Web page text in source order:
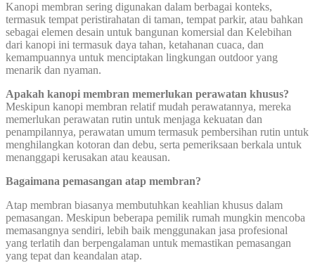
Kanopi membran sering digunakan dalam berbagai konteks,
termasuk tempat peristirahatan di taman, tempat parkir, atau bahkan
sebagai elemen desain untuk bangunan komersial dan Kelebihan
dari kanopi ini termasuk daya tahan, ketahanan cuaca, dan
kemampuannya untuk menciptakan lingkungan outdoor yang
menarik dan nyaman.
Apakah kanopi membran memerlukan perawatan khusus?
Meskipun kanopi membran relatif mudah perawatannya, mereka
memerlukan perawatan rutin untuk menjaga kekuatan dan
penampilannya, perawatan umum termasuk pembersihan rutin untuk
menghilangkan kotoran dan debu, serta pemeriksaan berkala untuk
menanggapi kerusakan atau keausan.
Bagaimana pemasangan atap membran?
Atap membran biasanya membutuhkan keahlian khusus dalam
pemasangan. Meskipun beberapa pemilik rumah mungkin mencoba
memasangnya sendiri, lebih baik menggunakan jasa profesional
yang terlatih dan berpengalaman untuk memastikan pemasangan
yang tepat dan keandalan atap.